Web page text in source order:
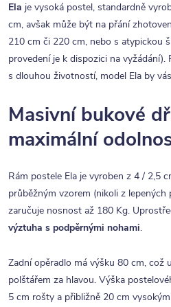
Ela je vysoká postel, standardně
cm, avšak může být na přání
210 cm či 220 cm, nebo s atypickou
provedení je k dispozici na
s dlouhou životností, model Ela by
Masivní bukové
maximální
Rám postele Ela je vyroben z 4 / 2,5
průběžným vzorem (nikoli z
zaručuje nosnost až 180 Kg.
výztuha s podpěrnými nohami.
Zadní opěradlo má výšku 80 cm, což
polštářem za hlavou. Výška
5 cm rošty a přibližně 20 cm